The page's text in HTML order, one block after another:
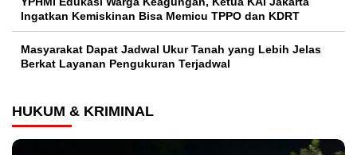
Ingatkan Kemiskinan Bisa Memicu TPPO dan KDRT
Masyarakat Dapat Jadwal Ukur Tanah yang Lebih Jelas
Berkat Layanan Pengukuran Terjadwal
HUKUM & KRIMINAL